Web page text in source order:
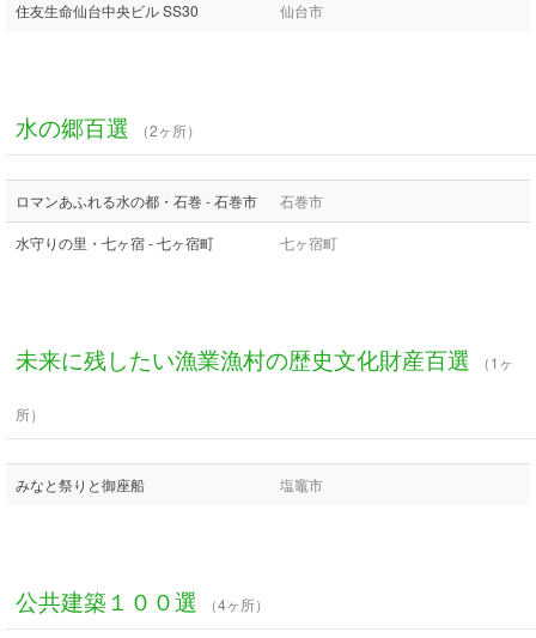
住友生命仙台中央ビル SS30 仙台市
水の郷百選 （2ヶ所）
ロマンあふれる水の都・石巻 - 石巻市 石巻市
水守りの里・七ヶ宿 - 七ヶ宿町 七ヶ宿町
未来に残したい漁業漁村の歴史文化財産百選 （1ヶ
所）
みなと祭りと御座船 塩竈市
公共建築１００選 （4ヶ所）